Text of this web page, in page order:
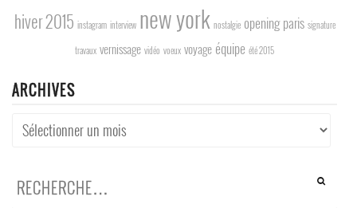
hiver 2015 instagram interview new york nostalgie opening paris signature
travaux vernissage vidéo voeux voyage équipe été 2015
ARCHIVES
Archives
Rechercher :